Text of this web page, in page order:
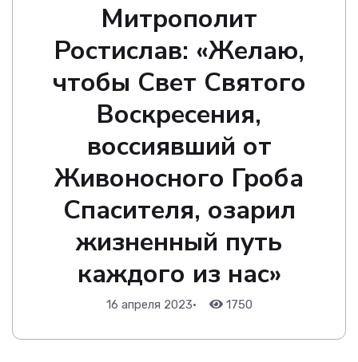
Митрополит
Ростислав: «Желаю,
чтобы Свет Святого
Воскресения,
воссиявший от
Живоносного Гроба
Спасителя, озарил
жизненный путь
каждого из нас»
16 апреля 2023• 1750